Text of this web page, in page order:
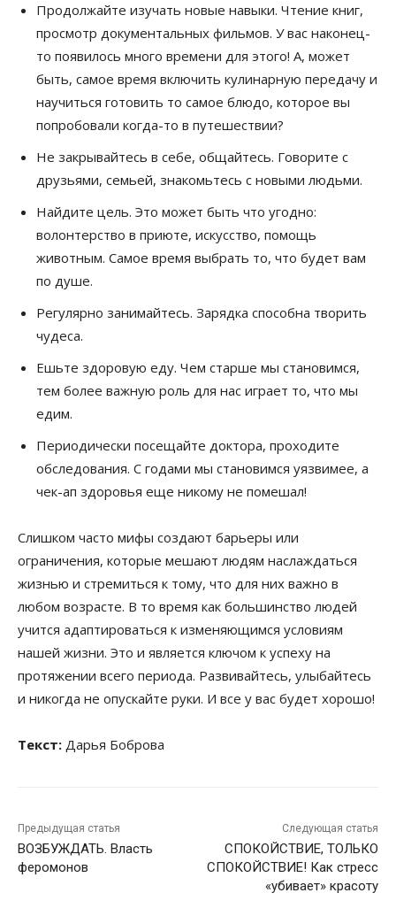
Продолжайте изучать новые навыки. Чтение книг,
просмотр документальных фильмов. У вас наконец-
то появилось много времени для этого! А, может
быть, самое время включить кулинарную передачу и
научиться готовить то самое блюдо, которое вы
попробовали когда-то в путешествии?
Не закрывайтесь в себе, общайтесь. Говорите с
друзьями, семьей, знакомьтесь с новыми людьми.
Найдите цель. Это может быть что угодно:
волонтерство в приюте, искусство, помощь
животным. Самое время выбрать то, что будет вам
по душе.
Регулярно занимайтесь. Зарядка способна творить
чудеса.
Ешьте здоровую еду. Чем старше мы становимся,
тем более важную роль для нас играет то, что мы
едим.
Периодически посещайте доктора, проходите
обследования. С годами мы становимся уязвимее, а
чек-ап здоровья еще никому не помешал!
Слишком часто мифы создают барьеры или
ограничения, которые мешают людям наслаждаться
жизнью и стремиться к тому, что для них важно в
любом возрасте. В то время как большинство людей
учится адаптироваться к изменяющимся условиям
нашей жизни. Это и является ключом к успеху на
протяжении всего периода. Развивайтесь, улыбайтесь
и никогда не опускайте руки. И все у вас будет хорошо!
Текст: Дарья Боброва
Предыдущая статья
ВОЗБУЖДАТЬ. Власть
феромонов
Следующая статья
СПОКОЙСТВИЕ, ТОЛЬКО
СПОКОЙСТВИЕ! Как стресс
«убивает» красоту